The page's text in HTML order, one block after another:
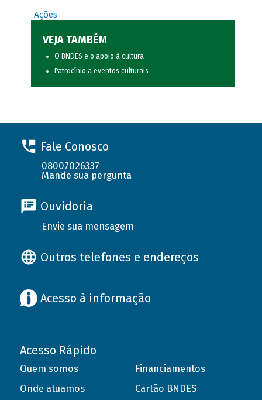
Ações
VEJA TAMBÉM
O BNDES e o apoio à cultura
Patrocínio a eventos culturais
Fale Conosco
08007026337
Mande sua pergunta
Ouvidoria
Envie sua mensagem
Outros telefones e endereços
Acesso à informação
Acesso Rápido
Quem somos
Onde atuamos
Financiamentos
Cartão BNDES